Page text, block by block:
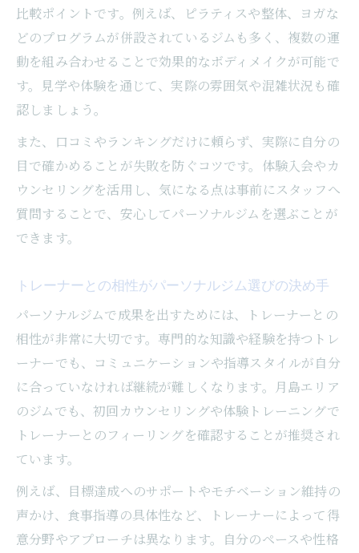
比較ポイントです。例えば、ピラティスや整体、ヨガな
どのプログラムが併設されているジムも多く、複数の運
動を組み合わせることで効果的なボディメイクが可能で
す。見学や体験を通じて、実際の雰囲気や混雑状況も確
認しましょう。
また、口コミやランキングだけに頼らず、実際に自分の
目で確かめることが失敗を防ぐコツです。体験入会やカ
ウンセリングを活用し、気になる点は事前にスタッフへ
質問することで、安心してパーソナルジムを選ぶことが
できます。
トレーナーとの相性がパーソナルジム選びの決め手
パーソナルジムで成果を出すためには、トレーナーとの
相性が非常に大切です。専門的な知識や経験を持つトレ
ーナーでも、コミュニケーションや指導スタイルが自分
に合っていなければ継続が難しくなります。月島エリア
のジムでも、初回カウンセリングや体験トレーニングで
トレーナーとのフィーリングを確認することが推奨され
ています。
例えば、目標達成へのサポートやモチベーション維持の
声かけ、食事指導の具体性など、トレーナーによって得
意分野やアプローチは異なります。自分のペースや性格